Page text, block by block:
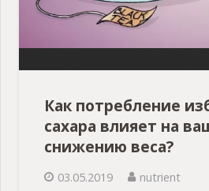
Как потребление
сахара влияет на
снижению веса?
03.05.2019
nutrient